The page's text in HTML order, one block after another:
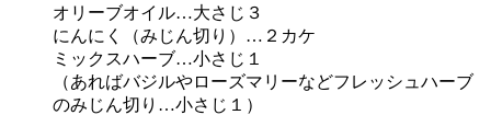
オリーブオイル…大さじ３
にんにく（みじん切り）…２カケ
ミックスハーブ…小さじ１
（あればバジルやローズマリーなどフレッシュハーブ
のみじん切り…小さじ１）